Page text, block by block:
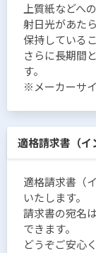
上質紙などへ
射日光があた
保持している
さらに長期間
す。
※メーカーサ
適格請求書（イ
適格請求書（
いたします。
請求書の宛名
できます。
どうぞご安心